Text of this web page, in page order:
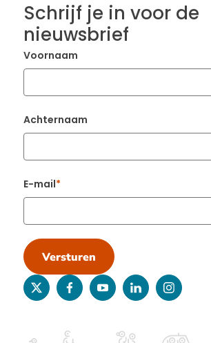
Schrijf je in voor de
nieuwsbrief
Voornaam
Achternaam
E-mail
Versturen
twitterfacebookyoutubelinkedininstagram